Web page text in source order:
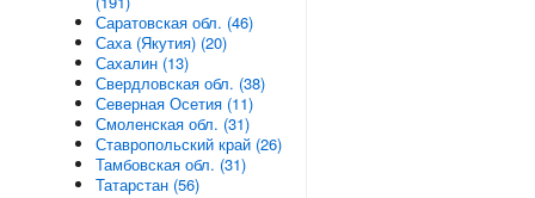
Саратовская обл. (46)
Саха (Якутия) (20)
Сахалин (13)
Свердловская обл. (38)
Северная Осетия (11)
Смоленская обл. (31)
Ставропольский край (26)
Тамбовская обл. (31)
Татарстан (56)